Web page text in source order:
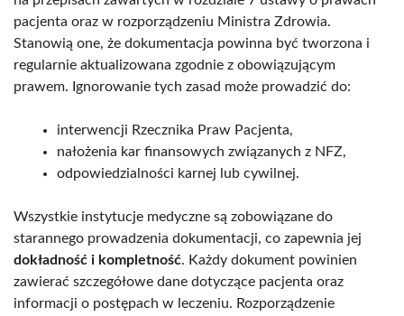
pacjenta oraz w rozporządzeniu Ministra Zdrowia.
Stanowią one, że dokumentacja powinna być tworzona i
regularnie aktualizowana zgodnie z obowiązującym
prawem. Ignorowanie tych zasad może prowadzić do:
interwencji Rzecznika Praw Pacjenta,
nałożenia kar finansowych związanych z NFZ,
odpowiedzialności karnej lub cywilnej.
Wszystkie instytucje medyczne są zobowiązane do
starannego prowadzenia dokumentacji, co zapewnia jej
dokładność i kompletność. Każdy dokument powinien
zawierać szczegółowe dane dotyczące pacjenta oraz
informacji o postępach w leczeniu. Rozporządzenie